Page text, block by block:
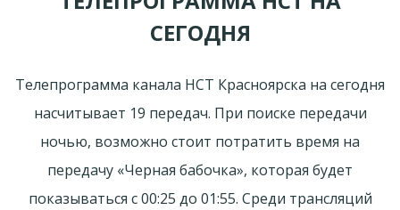
СЕГОДНЯ
Телепрограмма канала НСТ Красноярска на сегодня
насчитывает 19 передач. При поиске передачи
ночью, возможно стоит потратить время на
передачу «Черная бабочка», которая будет
показываться с 00:25 до 01:55. Среди трансляций